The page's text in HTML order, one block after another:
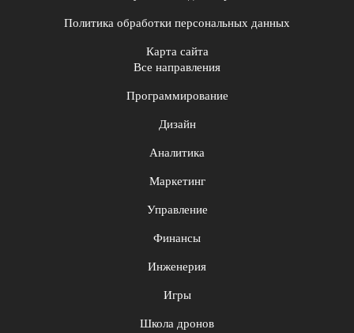
Политика обработки персональных данных
Карта сайта
Все направления
Программирование
Дизайн
Аналитика
Маркетинг
Управление
Финансы
Инженерия
Игры
Школа дронов